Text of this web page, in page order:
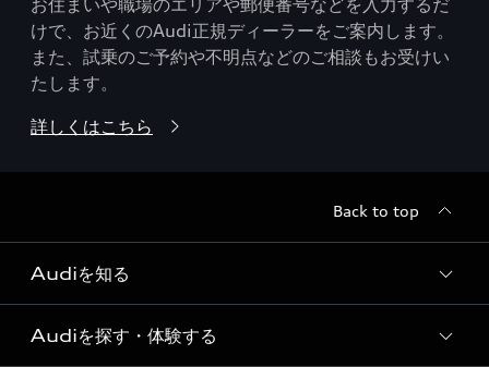
お住まいや職場のエリアや郵便番号などを入力するだ
けで、お近くのAudi正規ディーラーをご案内します。
また、試乗のご予約や不明点などのご相談もお受けい
たします。
詳しくはこちら
Back to top
Audiを知る
Audi ブランド
Audiを探す・体験する